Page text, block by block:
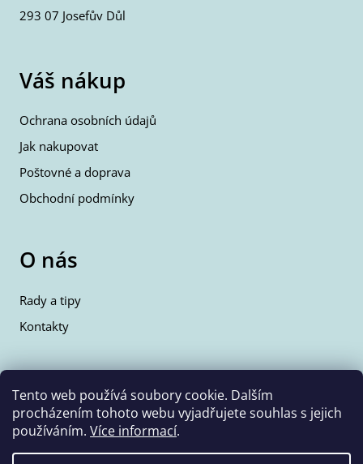
Tento web používá soubory cookie. Dalším
procházením tohoto webu vyjadřujete souhlas s jejich
používáním. Více informací.
293 07 Josefův Důl
Váš nákup
Ochrana osobních údajů
Jak nakupovat
Poštovné a doprava
Obchodní podmínky
O nás
Rady a tipy
Kontakty
Kontakty
info@wolfie.cz
+420 777 350 662